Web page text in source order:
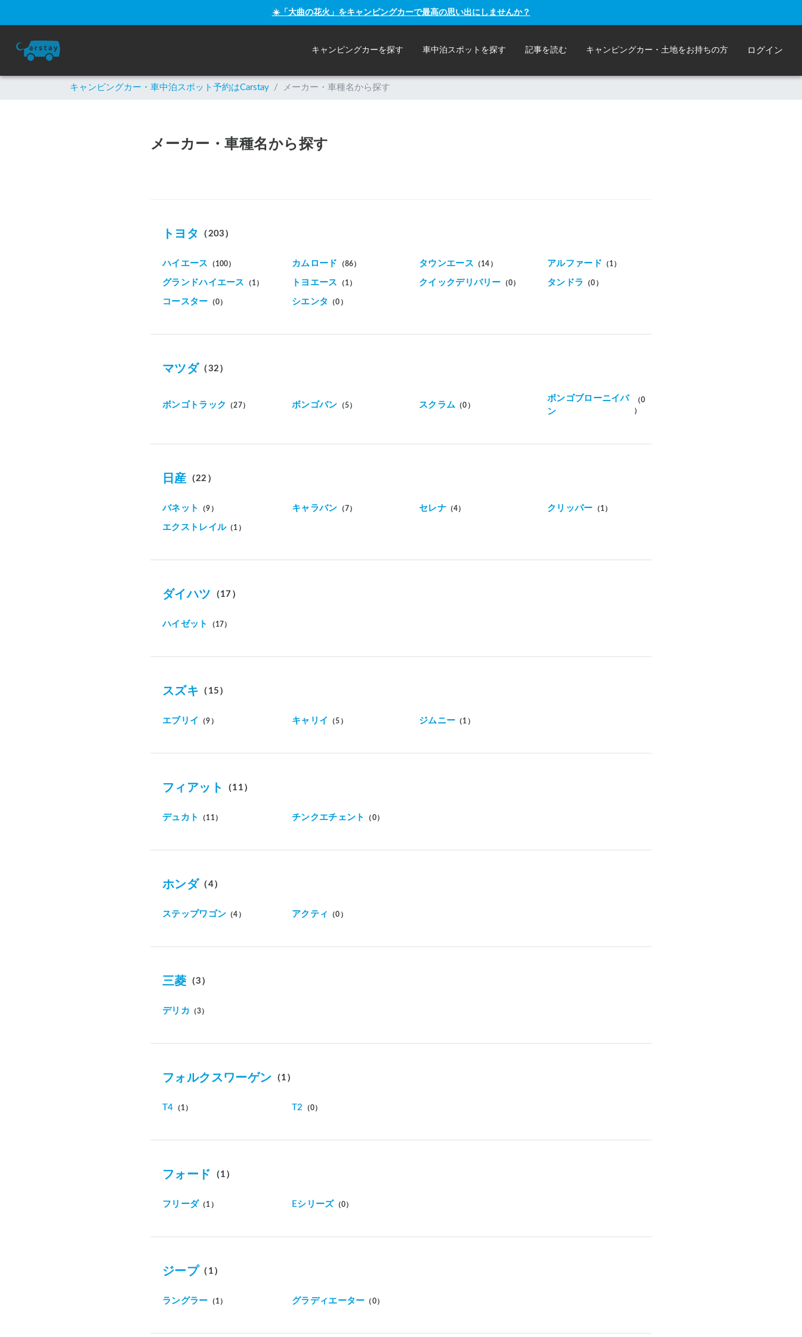
☀️「大曲の花火」をキャンピングカーで最高の思い出にしませんか？
キャンピングカーを探す 車中泊スポットを探す 記事を読む キャンピングカー・土地をお持ちの方 ログイン
キャンピングカー・車中泊スポット予約はCarstay / メーカー・車種名から探す
メーカー・車種名から探す
トヨタ （203）
ハイエース （100） カムロード （86） タウンエース （14） アルファード （1）
グランドハイエース （1） トヨエース （1） クイックデリバリー （0） タンドラ （0）
コースター （0） シエンタ （0）
マツダ （32）
ボンゴトラック （27） ボンゴバン （5） スクラム （0）
ボンゴブローニイバ
ン
（0
）
日産 （22）
バネット （9） キャラバン （7） セレナ（4） クリッパー （1）
エクストレイル（1）
ダイハツ （17）
ハイゼット （17）
スズキ （15）
エブリイ （9） キャリイ （5） ジムニー （1）
フィアット （11）
デュカト （11） チンクエチェント （0）
ホンダ （4）
ステップワゴン （4） アクティ （0）
三菱 （3）
デリカ （3）
フォルクスワーゲン （1）
T4 （1） T2 （0）
フォード （1）
フリーダ （1） Eシリーズ （0）
ジープ （1）
ラングラー （1） グラディエーター （0）